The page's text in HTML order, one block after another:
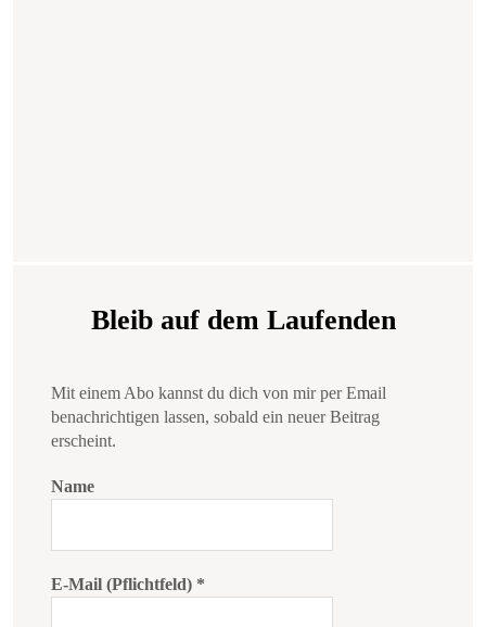
Bleib auf dem Laufenden
Mit einem Abo kannst du dich von mir per Email
benachrichtigen lassen, sobald ein neuer Beitrag
erscheint.
Name
E-Mail (Pflichtfeld) *